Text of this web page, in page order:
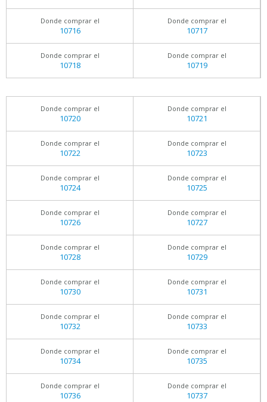
Donde comprar el
10716
Donde comprar el
10717
Donde comprar el
10718
Donde comprar el
10719
Donde comprar el
10720
Donde comprar el
10721
Donde comprar el
10722
Donde comprar el
10723
Donde comprar el
10724
Donde comprar el
10725
Donde comprar el
10726
Donde comprar el
10727
Donde comprar el
10728
Donde comprar el
10729
Donde comprar el
10730
Donde comprar el
10731
Donde comprar el
10732
Donde comprar el
10733
Donde comprar el
10734
Donde comprar el
10735
Donde comprar el
10736
Donde comprar el
10737